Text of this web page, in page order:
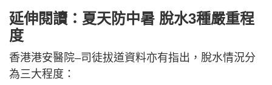
延伸閱讀：夏天防中暑 脫水3種嚴重程
度
香港港安醫院–司徒拔道資料亦有指出，脫水情況分
為三大程度：